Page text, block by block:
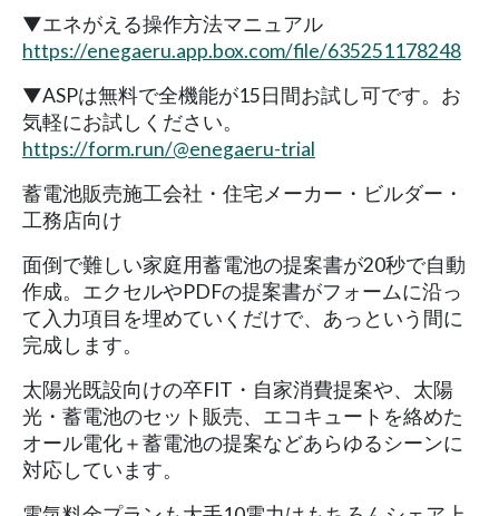
▼エネがえる操作方法マニュアル
https://enegaeru.app.box.com/file/635251178248
▼ASPは無料で全機能が15日間お試し可です。お
気軽にお試しください。
https://form.run/@enegaeru-trial
蓄電池販売施工会社・住宅メーカー・ビルダー・
工務店向け
面倒で難しい家庭用蓄電池の提案書が20秒で自動
作成。エクセルやPDFの提案書がフォームに沿っ
て入力項目を埋めていくだけで、あっという間に
完成します。
太陽光既設向けの卒FIT・自家消費提案や、太陽
光・蓄電池のセット販売、エコキュートを絡めた
オール電化＋蓄電池の提案などあらゆるシーンに
対応しています。